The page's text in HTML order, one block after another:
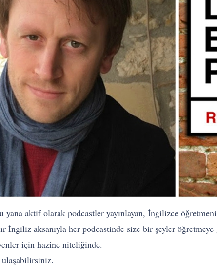
yana aktif olarak podcastler yayınlayan, İngilizce
İngiliz aksanıyla her podcastinde size bir şeyler
için hazine niteliğinde.
ulaşabilirsiniz.